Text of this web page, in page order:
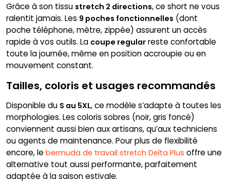
Grâce à son tissu stretch 2 directions, ce short ne vous
ralentit jamais. Les 9 poches fonctionnelles (dont
poche téléphone, mètre, zippée) assurent un accès
rapide à vos outils. La coupe regular reste confortable
toute la journée, même en position accroupie ou en
mouvement constant.
Tailles, coloris et usages recommandés
Disponible du S au 5XL, ce modèle s’adapte à toutes les
morphologies. Les coloris sobres (noir, gris foncé)
conviennent aussi bien aux artisans, qu’aux techniciens
ou agents de maintenance. Pour plus de flexibilité
encore, le bermuda de travail stretch Delta Plus offre une
alternative tout aussi performante, parfaitement
adaptée à la saison estivale.